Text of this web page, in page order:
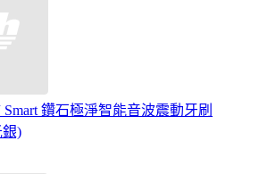
鑽石極淨智能音波震動牙刷
銀)